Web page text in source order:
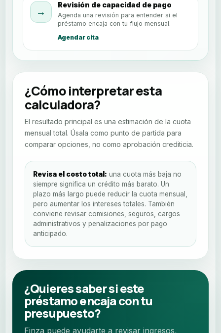
→
Revisión de capacidad de pago
Agenda una revisión para entender si el
préstamo encaja con tu flujo mensual.
Agendar cita
¿Cómo interpretar esta
calculadora?
El resultado principal es una estimación de la cuota
mensual total. Úsala como punto de partida para
comparar opciones, no como aprobación crediticia.
Revisa el costo total: una cuota más baja no
siempre significa un crédito más barato. Un
plazo más largo puede reducir la cuota mensual,
pero aumentar los intereses totales. También
conviene revisar comisiones, seguros, cargos
administrativos y penalizaciones por pago
anticipado.
¿Quieres saber si este
préstamo encaja con tu
presupuesto?
Finza puede ayudarte a revisar ingresos,